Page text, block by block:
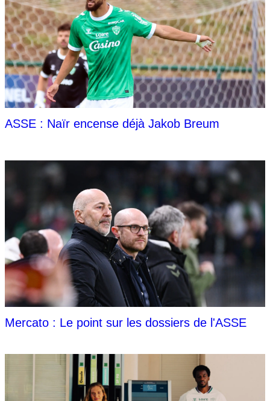
ASSE : Naïr encense déjà Jakob Breum
Mercato : Le point sur les dossiers de l'ASSE